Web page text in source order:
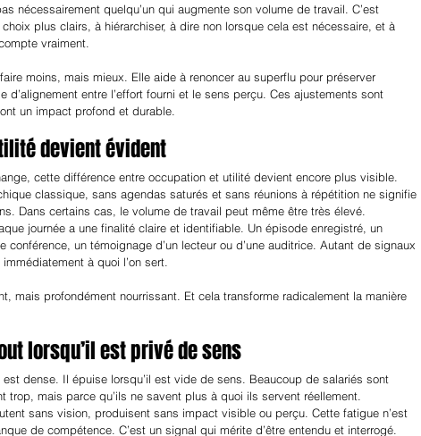
nécessairement quelqu’un qui augmente son volume de travail. C’est
plus clairs, à hiérarchiser, à dire non lorsque cela est nécessaire, et à
vraiment.
moins, mais mieux. Elle aide à renoncer au superflu pour préserver
d’alignement entre l’effort fourni et le sens perçu. Ces ajustements sont
un impact profond et durable.
devient évident
cette différence entre occupation et utilité devient encore plus visible.
classique, sans agendas saturés et sans réunions à répétition ne signifie
Dans certains cas, le volume de travail peut même être très élevé.
journée a une finalité claire et identifiable. Un épisode enregistré, un
conférence, un témoignage d’un lecteur ou d’une auditrice. Autant de signaux
à quoi l’on sert.
mais profondément nourrissant. Et cela transforme radicalement la manière
lorsqu’il est privé de sens
est dense. Il épuise lorsqu’il est vide de sens. Beaucoup de salariés sont
trop, mais parce qu’ils ne savent plus à quoi ils servent réellement.
sans vision, produisent sans impact visible ou perçu. Cette fatigue n’est
de compétence. C’est un signal qui mérite d’être entendu et interrogé.